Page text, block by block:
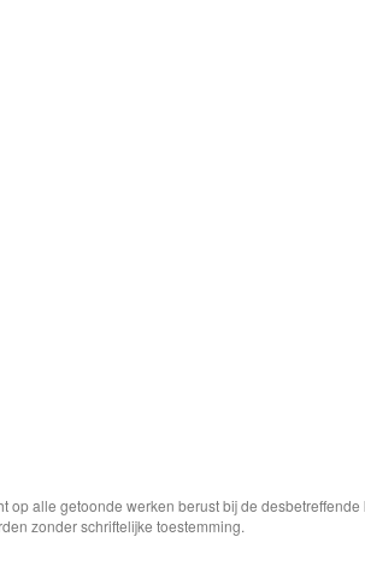
op alle getoonde werken berust bij de
zonder schriftelijke toestemming.